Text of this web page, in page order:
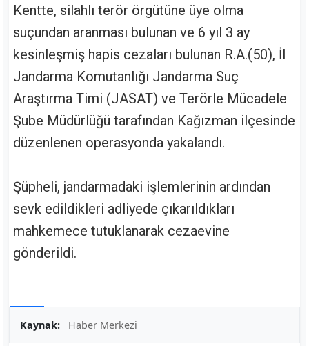
Kentte, silahlı terör örgütüne üye olma
suçundan aranması bulunan ve 6 yıl 3 ay
kesinleşmiş hapis cezaları bulunan R.A.(50), İl
Jandarma Komutanlığı Jandarma Suç
Araştırma Timi (JASAT) ve Terörle Mücadele
Şube Müdürlüğü tarafından Kağızman ilçesinde
düzenlenen operasyonda yakalandı.
Şüpheli, jandarmadaki işlemlerinin ardından
sevk edildikleri adliyede çıkarıldıkları
mahkemece tutuklanarak cezaevine
gönderildi.
Kaynak: Haber Merkezi